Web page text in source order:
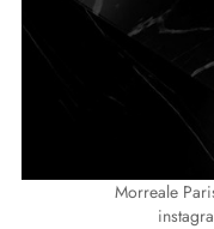
Morreale